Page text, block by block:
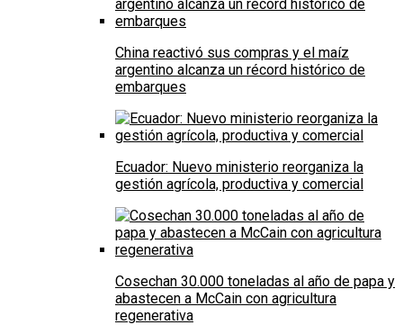
China reactivó sus compras y el maíz
argentino alcanza un récord histórico de
embarques
Ecuador: Nuevo ministerio reorganiza la
gestión agrícola, productiva y comercial
Cosechan 30.000 toneladas al año de papa y
abastecen a McCain con agricultura
regenerativa